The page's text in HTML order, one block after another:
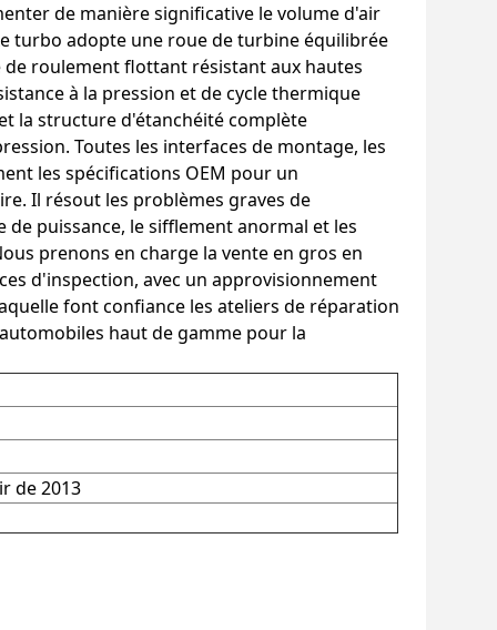
de manière significative le volume d'air
turbo adopte une roue de turbine équilibrée
de roulement flottant résistant aux hautes
à la pression et de cycle thermique
la structure d'étanchéité complète
Toutes les interfaces de montage, les
les spécifications OEM pour un
Il résout les problèmes graves de
puissance, le sifflement anormal et les
prenons en charge la vente en gros en
d'inspection, avec un approvisionnement
font confiance les ateliers de réparation
haut de gamme pour la
de 2013